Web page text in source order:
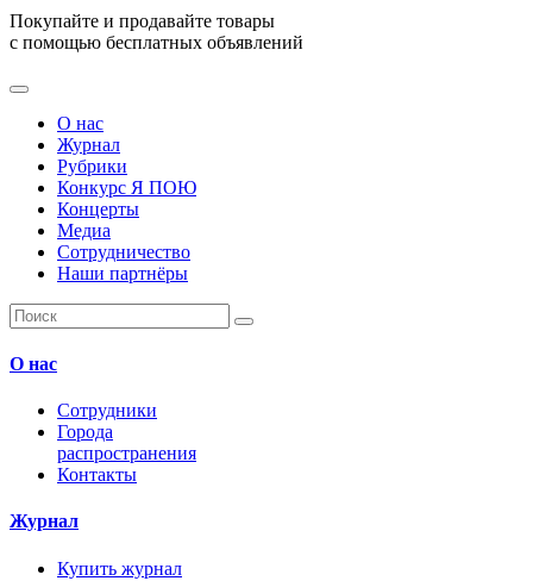
Покупайте и продавайте товары
с помощью бесплатных объявлений
О нас
Журнал
Рубрики
Конкурс Я ПОЮ
Концерты
Медиа
Сотрудничество
Наши партнёры
О нас
Сотрудники
Города
распространения
Контакты
Журнал
Купить журнал